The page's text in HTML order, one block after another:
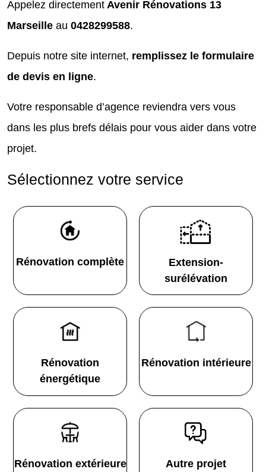
Appelez directement Avenir Rénovations 13
Marseille au 0428299588.
Depuis notre site internet, remplissez le formulaire
de devis en ligne.
Votre responsable d’agence reviendra vers vous
dans les plus brefs délais pour vous aider dans votre
projet.
Sélectionnez votre service
Rénovation complète
Extension-
surélévation
Rénovation
énergétique
Rénovation intérieure
Rénovation extérieure Autre projet